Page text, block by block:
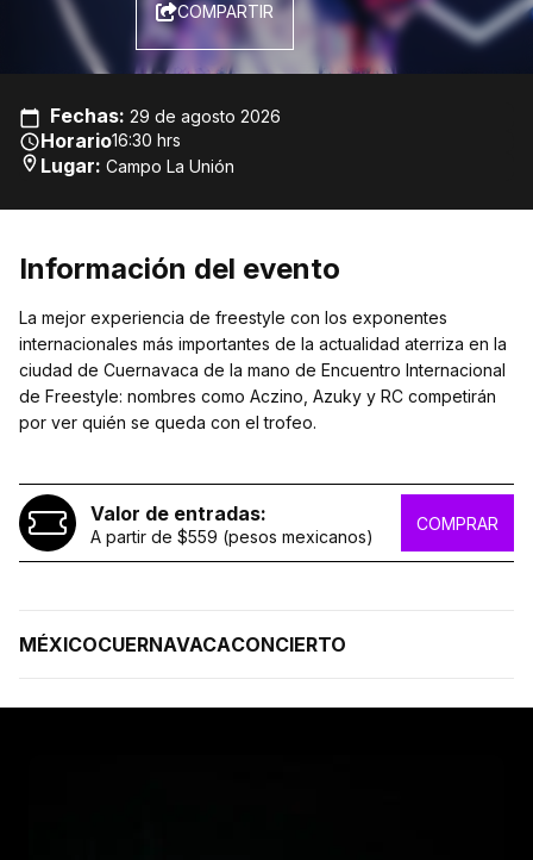
COMPARTIR
Fechas: 29 de agosto 2026
Horario16:30 hrs
Lugar: Campo La Unión
Información del evento
La mejor experiencia de freestyle con los exponentes
internacionales más importantes de la actualidad aterriza en la
ciudad de Cuernavaca de la mano de Encuentro Internacional
de Freestyle: nombres como Aczino, Azuky y RC competirán
por ver quién se queda con el trofeo.
Valor de entradas:
A partir de $559 (pesos mexicanos)
COMPRAR
MÉXICOCUERNAVACACONCIERTO